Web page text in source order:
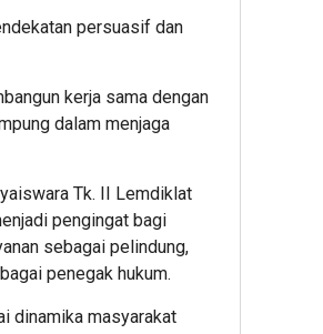
persuasif dan
kerja sama dengan
dalam menjaga
Tk. II Lemdiklat
pengingat bagi
sebagai pelindung,
penegak hukum.
dinamika masyarakat